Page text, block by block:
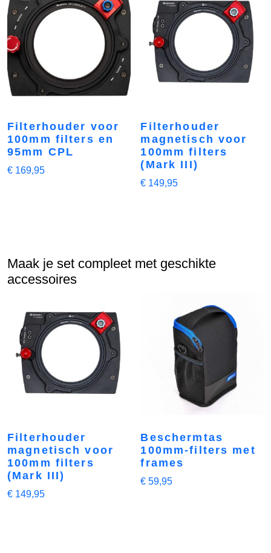
Filterhouder voor
100mm filters en
95mm CPL
€ 169,95
Filterhouder
magnetisch voor
100mm filters
(Mark III)
€ 149,95
Maak je set compleet met geschikte
accessoires
Filterhouder
magnetisch voor
100mm filters
(Mark III)
€ 149,95
Beschermtas
100mm-filters met
frames
€ 59,95